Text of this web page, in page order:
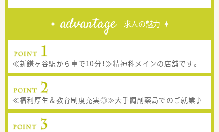
advantage 求人の魅力
≪新鎌ヶ谷駅から車で10分！≫精神科メインの店舗です。
≪福利厚生＆教育制度充実◎≫大手調剤薬局でのご就業♪